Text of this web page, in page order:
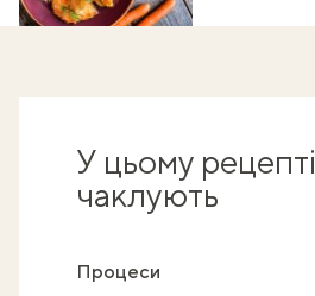
У цьому рецепті
чаклують
Процеси